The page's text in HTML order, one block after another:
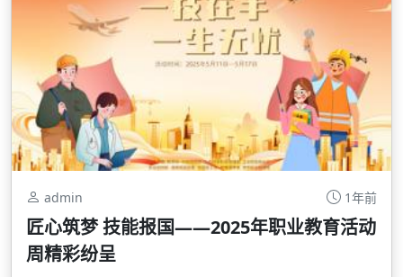
admin 1年前
匠心筑梦 技能报国——2025年职业教育活动
周精彩纷呈